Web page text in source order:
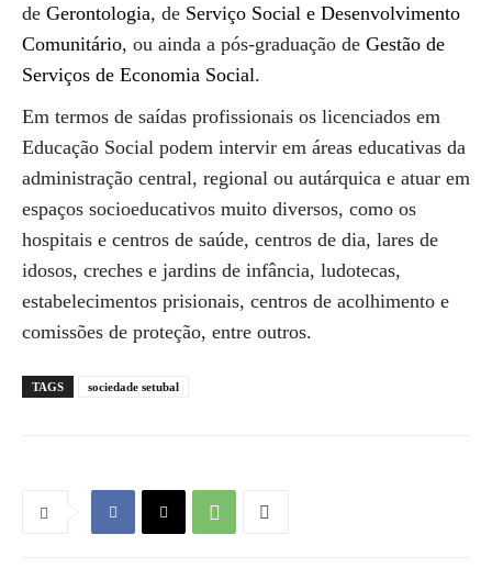
de Gerontologia, de Serviço Social e Desenvolvimento
Comunitário, ou ainda a pós-graduação de Gestão de
Serviços de Economia Social.
Em termos de saídas profissionais os licenciados em
Educação Social podem intervir em áreas educativas da
administração central, regional ou autárquica e atuar em
espaços socioeducativos muito diversos, como os
hospitais e centros de saúde, centros de dia, lares de
idosos, creches e jardins de infância, ludotecas,
estabelecimentos prisionais, centros de acolhimento e
comissões de proteção, entre outros.
TAGS sociedade setubal